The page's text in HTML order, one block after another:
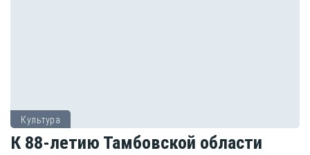
Культура
К 88-летию Тамбовской области